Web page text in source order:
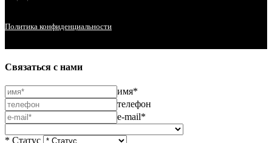
Политика конфиденциальности
Связаться с нами
имя*
телефон
e-mail*
* Статус